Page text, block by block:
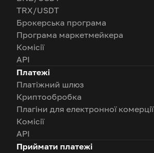
TRX/USDT
Брокерська програма
Програма маркетмейкера
Комісії
API
Платежі
Платіжний шлюз
Криптообробка
Плагіни для електронної комерції
Комісії
API
Приймати платежі